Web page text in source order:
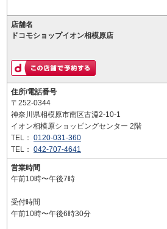
店舗名
ドコモショップイオン相模原店
住所/電話番号
〒252-0344
神奈川県相模原市南区古淵2-10-1
イオン相模原ショッピングセンター 2階
TEL： 0120-031-360
TEL： 042-707-4641
営業時間
午前10時〜午後7時
受付時間
午前10時〜午後6時30分